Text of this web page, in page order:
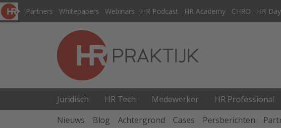
Partners Whitepapers Webinars HR Podcast HR Academy CHRO HR Day
Juridisch HR Tech Medewerker HR Professional
Nieuws
Blog Achtergrond Cases Persberichten